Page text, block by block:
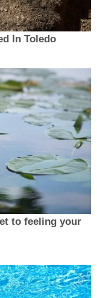
In Toledo
to feeling your